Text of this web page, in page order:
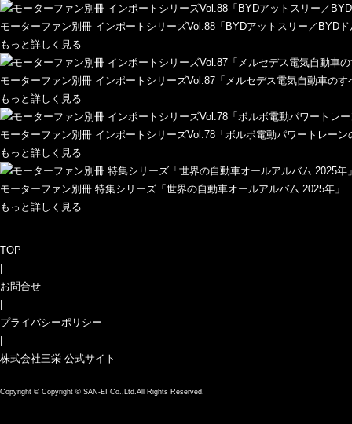
モーターファン別冊 インポートシリーズVol.88「BYDアットスリー／BYD
もっと詳しく見る
モーターファン別冊 インポートシリーズVol.87「メルセデス電気自動車のす
もっと詳しく見る
モーターファン別冊 インポートシリーズVol.78「ボルボ電動パワートレーン
もっと詳しく見る
モーターファン別冊 特集シリーズ「世界の自動車オールアルバム 2025年」
もっと詳しく見る
TOP
お問合せ
プライバシーポリシー
株式会社三栄 公式サイト
Copyright © Copyright © SAN-EI Co.,Ltd.All Rights Reserved.